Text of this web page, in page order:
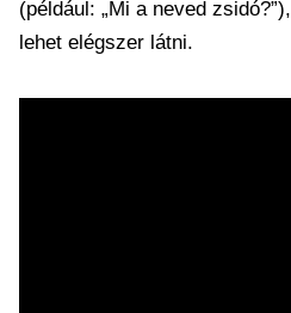
(például: „Mi a neved
lehet elégszer látni.